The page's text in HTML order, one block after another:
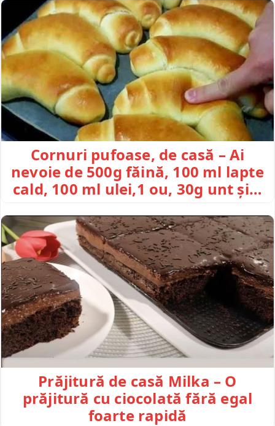
Cornuri pufoase, de casă – Ai
nevoie de 500g făină, 100 ml lapte
cald, 100 ml ulei,1 ou, 30g unt și…
Prăjitură de casă Milka – O
prăjitură cu ciocolată fără egal
foarte rapidă